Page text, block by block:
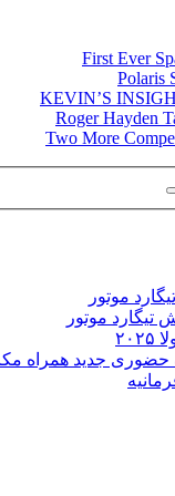
First Ever
Polaris
KEVIN’S
Roger Hayden
Two More
موتور
موتور
جدید همراه